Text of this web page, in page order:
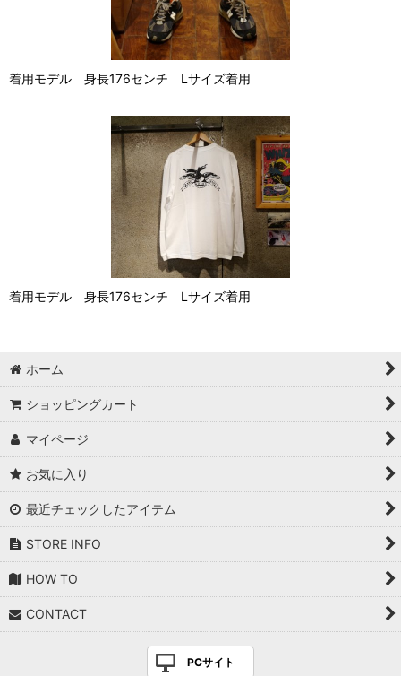
着用モデル 身長176センチ Lサイズ着用
着用モデル 身長176センチ Lサイズ着用
ホーム
ショッピングカート
マイページ
お気に入り
最近チェックしたアイテム
STORE INFO
HOW TO
CONTACT
PCサイト